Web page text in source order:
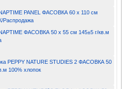
PANEL ФАСОВКА 60 x 110 см
Распродажа
ФАСОВКА 50 x 55 см 145±5 г/кв.м
PEPPY NATURE STUDIES 2 ФАСОВКА 50
100% хлопок